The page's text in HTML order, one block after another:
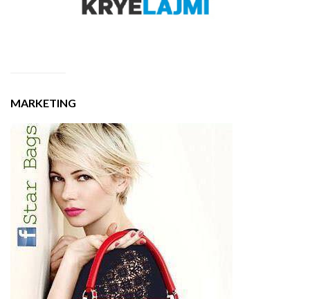
MARKETING